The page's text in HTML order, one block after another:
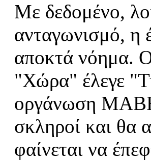
Με δεδομένο,
ανταγωνισμό, η
αποκτά νόημα.
"Χώρα" έλεγε
οργάνωση
σκληροί και θα
φαίνεται να